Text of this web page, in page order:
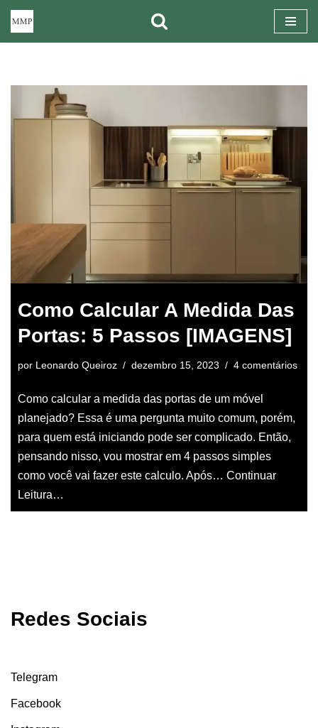
conteúdo
Como Calcular A Medida Das
Portas: 5 Passos [IMAGENS]
por Leonardo Queiroz dezembro 15, 2023 4 comentários
Como calcular a medida das portas de um móvel
planejado? Essa é uma pergunta muito comum, porém,
para quem está iniciando pode ser complicado. Então,
pensando nisso, vou mostrar em 4 passos simples
como você vai fazer este calculo. Após… Continuar
Leitura…
Redes Sociais
Telegram
Facebook